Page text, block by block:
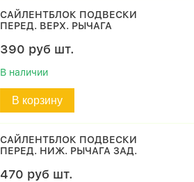
САЙЛЕНТБЛОК ПОДВЕСКИ
ПЕРЕД. ВЕРХ. РЫЧАГА
390 руб шт.
В наличии
В корзину
САЙЛЕНТБЛОК ПОДВЕСКИ
ПЕРЕД. НИЖ. РЫЧАГА ЗАД.
470 руб шт.